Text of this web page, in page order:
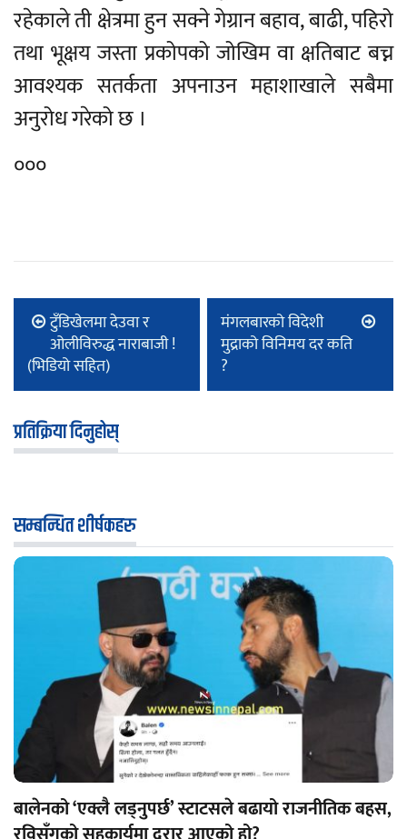
रहेकाले ती क्षेत्रमा हुन सक्ने गेग्रान बहाव, बाढी, पहिरो
तथा भूक्षय जस्ता प्रकोपको जोखिम वा क्षतिबाट बच्न
आवश्यक सतर्कता अपनाउन महाशाखाले सबैमा
अनुरोध गरेको छ ।
०००
टुँडिखेलमा देउवा र
ओलीविरुद्ध नाराबाजी !
(भिडियो सहित)
मंगलबारको विदेशी
मुद्राको विनिमय दर कति
?
प्रतिक्रिया दिनुहोस्
सम्बन्धित शीर्षकहरु
बालेनको ‘एक्लै लड्नुपर्छ’ स्टाटसले बढायो राजनीतिक बहस,